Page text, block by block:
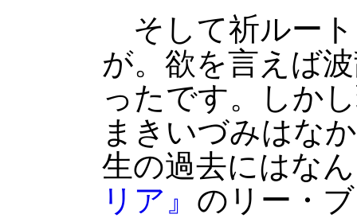
そして祈ルー
が。欲を言えば
ったです。しか
まきいづみはな
生の過去にはな
リア』 のリー・